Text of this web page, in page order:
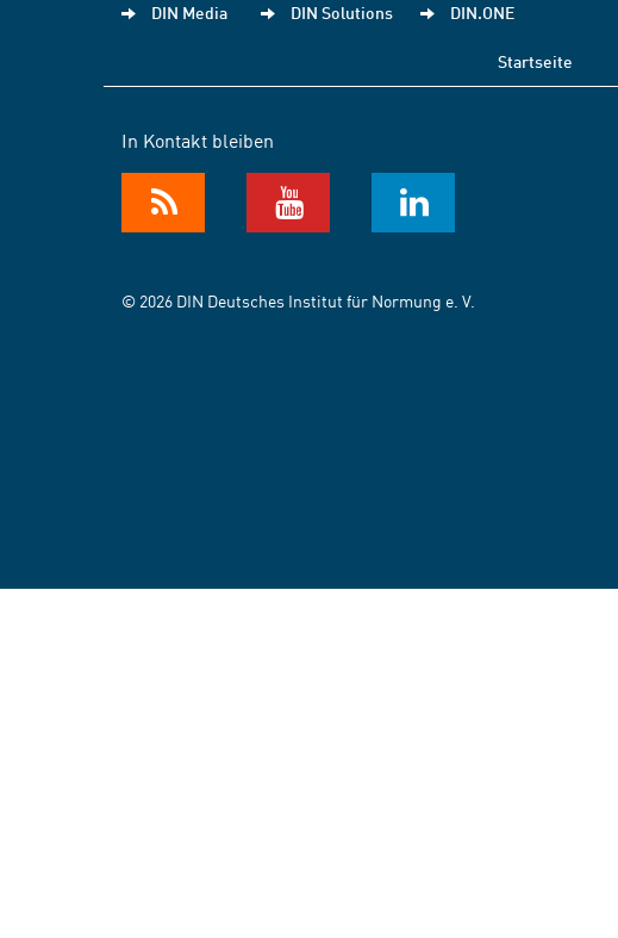
DIN Media DIN Solutions DIN.ONE
Startseite
In Kontakt bleiben
© 2026 DIN Deutsches Institut für Normung e. V.